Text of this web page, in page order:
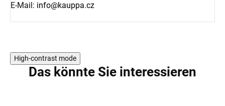
E-Mail: info@kauppa.cz
High-contrast mode
Das könnte Sie interessieren